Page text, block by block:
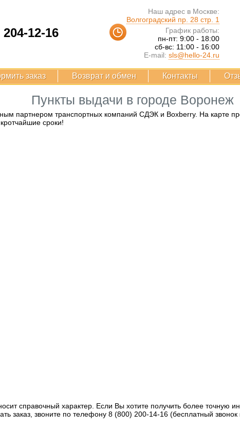
204-12-16
Наш адрес в Москве:
Волгоградский пр. 28 стр. 1
График работы:
пн-пт: 9:00 - 18:00
сб-вс: 11:00 - 16:00
E-mail: sls@hello-24.ru
заказ Возврат и обмен Контакты
Пункты выдачи в городе Воронеж
партнером транспортных компаний СДЭК и Boxberry. На карте
сроки!
справочный характер. Если Вы хотите получить более точную
заказ, звоните по телефону 8 (800) 200-14-16 (бесплатный звонок